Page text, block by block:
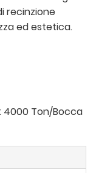
recinzione
ed estetica.
4000 Ton/Bocca